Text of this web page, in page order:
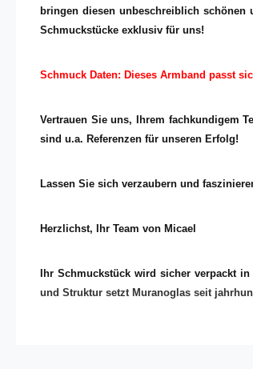
bringen diesen unbeschreiblich schönen
Schmuckstücke exklusiv für uns!
Schmuck Daten: Dieses Armband passt
Vertrauen Sie uns, Ihrem fachkundigem
sind u.a. Referenzen für unseren Erfolg!
Lassen Sie sich verzaubern und
Herzlichst, Ihr Team von Micael
Ihr Schmuckstück wird sicher verpackt
und Struktur setzt Muranoglas seit